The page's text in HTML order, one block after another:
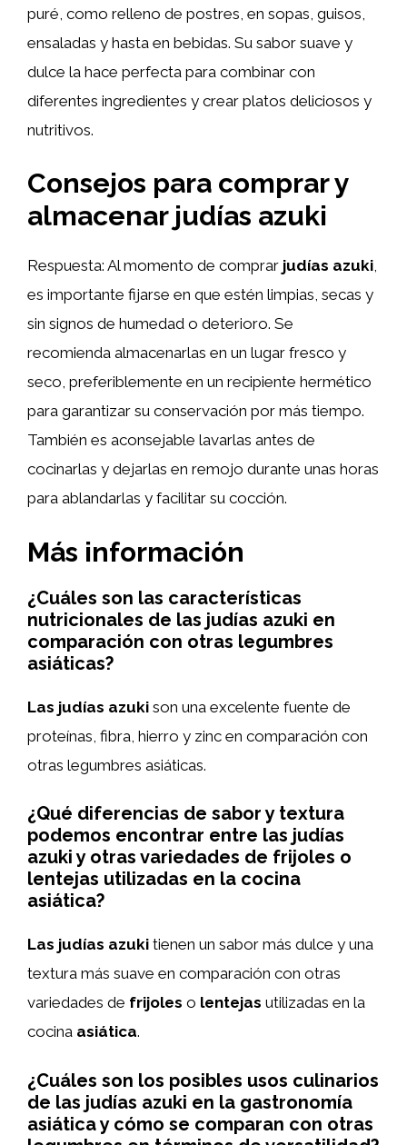
puré, como relleno de postres, en sopas, guisos,
ensaladas y hasta en bebidas. Su sabor suave y
dulce la hace perfecta para combinar con
diferentes ingredientes y crear platos deliciosos y
nutritivos.
Consejos para comprar y
almacenar judías azuki
Respuesta: Al momento de comprar judías azuki,
es importante fijarse en que estén limpias, secas y
sin signos de humedad o deterioro. Se
recomienda almacenarlas en un lugar fresco y
seco, preferiblemente en un recipiente hermético
para garantizar su conservación por más tiempo.
También es aconsejable lavarlas antes de
cocinarlas y dejarlas en remojo durante unas horas
para ablandarlas y facilitar su cocción.
Más información
¿Cuáles son las características
nutricionales de las judías azuki en
comparación con otras legumbres
asiáticas?
Las judías azuki son una excelente fuente de
proteínas, fibra, hierro y zinc en comparación con
otras legumbres asiáticas.
¿Qué diferencias de sabor y textura
podemos encontrar entre las judías
azuki y otras variedades de frijoles o
lentejas utilizadas en la cocina
asiática?
Las judías azuki tienen un sabor más dulce y una
textura más suave en comparación con otras
variedades de frijoles o lentejas utilizadas en la
cocina asiática.
¿Cuáles son los posibles usos culinarios
de las judías azuki en la gastronomía
asiática y cómo se comparan con otras